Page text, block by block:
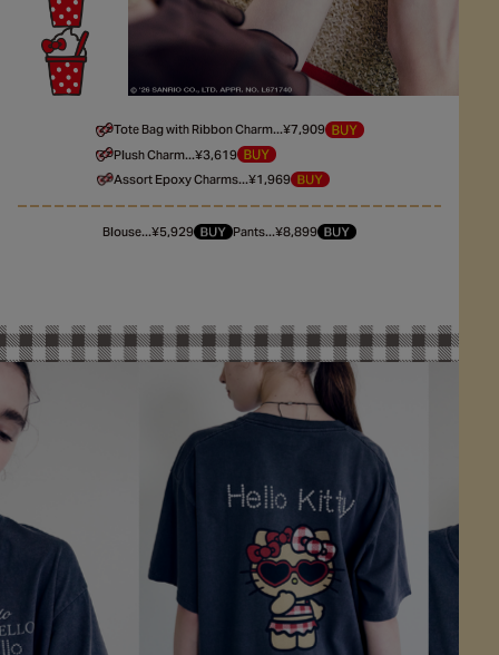
Tote Bag with Ribbon Charm...¥7,909
Plush Charm...¥3,619
Assort Epoxy Charms...¥1,969
Blouse...¥5,929 Pants...¥8,899